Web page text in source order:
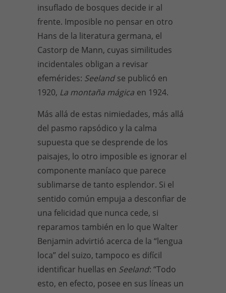
insuflado de bosques decide ir al
frente. Imposible no pensar en otro
Hans de la literatura germana, el
Castorp de Mann, cuyas similitudes
incidentales obligan a revisar
efemérides: Seeland se publicó en
1920, La montaña mágica en 1924.
Más allá de estas nimiedades, más allá
del pasmo rapsódico y la calma
supuesta que se desprende de los
paisajes, lo otro imposible es ignorar el
componente maníaco que parece
sublimarse de tanto esplendor. Si el
sentido común empuja a desconfiar de
una felicidad que nunca cede, si
reparamos también en lo que Walter
Benjamin advirtió acerca de la “lengua
loca” del suizo, tampoco es difícil
identificar huellas en Seeland: “Todo
esto, en efecto, posee en sus líneas un